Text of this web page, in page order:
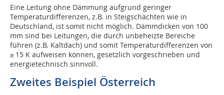
Eine Leitung ohne Dämmung aufgrund geringer
Temperaturdifferenzen, z.B. in Steigschächten wie in
Deutschland, ist somit nicht möglich. Dämmdicken von 100
mm sind bei Leitungen, die durch unbeheizte Bereiche
führen (z.B. Kaltdach) und somit Temperaturdifferenzen von
≥ 15 K aufweisen können, gesetzlich vorgeschrieben und
energietechnisch sinnvoll.
Zweites Beispiel Österreich